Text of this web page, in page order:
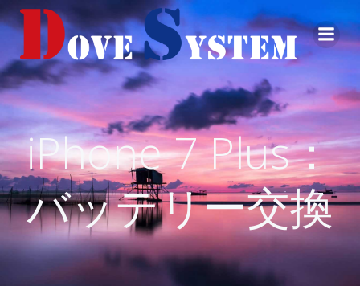
コ
ン
テ
へ
ス
キ
ッ
プ
iPhone 7 Plus：
バッテリー交換